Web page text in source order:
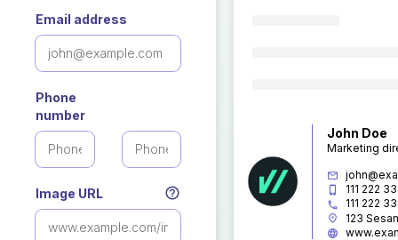
Email address
Phone
number
Image URL
John Doe
Marketing
111 222
111 222
123